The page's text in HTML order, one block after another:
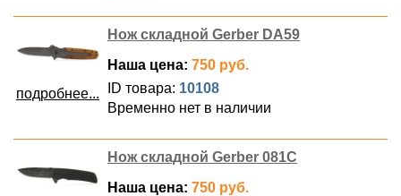
подробнее...
Нож складной Gerber DA59
Наша цена: 750 руб.
ID товара: 10108
Временно нет в наличии
Нож складной Gerber 081C
Наша цена: 750 руб.